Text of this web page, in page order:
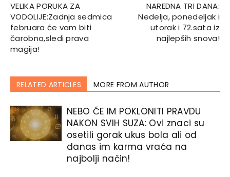
VELIKA PORUKA ZA
VODOLIJE:Zadnja sedmica
februara će vam biti
čarobna,sledi prava
magija!
NAREDNA TRI DANA:
Nedelja, ponedeljak i
utorak i 72.sata iz
najlepših snova!
RELATED ARTICLES MORE FROM AUTHOR
NEBO ĆE IM POKLONITI PRAVDU
NAKON SVIH SUZA: Ovi znaci su
osetili gorak ukus bola ali od
danas im karma vraća na
najbolji način!